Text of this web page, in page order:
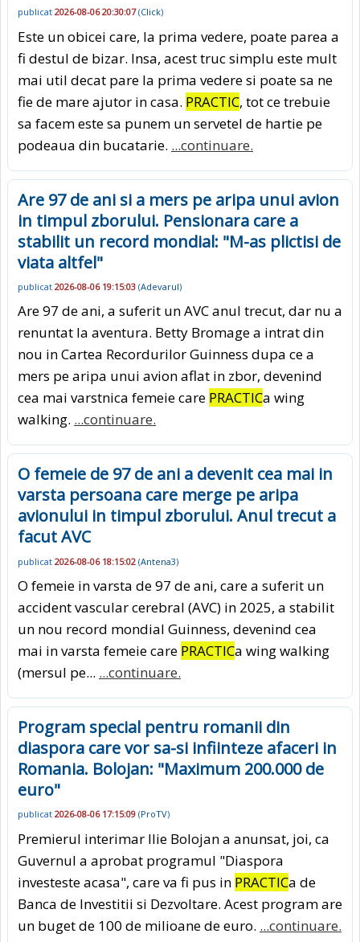
publicat 2026-08-06 20:30:07(Click)
Este un obicei care, la prima vedere, poate parea a
fi destul de bizar. Insa, acest truc simplu este mult
mai util decat pare la prima vedere si poate sa ne
fie de mare ajutor in casa. PRACTIC, tot ce trebuie
sa facem este sa punem un servetel de hartie pe
podeaua din bucatarie. ...continuare.
Are 97 de ani si a mers pe aripa unui avion
in timpul zborului. Pensionara care a
stabilit un record mondial: "M-as plictisi de
viata altfel"
publicat 2026-08-06 19:15:03 (Adevarul)
Are 97 de ani, a suferit un AVC anul trecut, dar nu a
renuntat la aventura. Betty Bromage a intrat din
nou in Cartea Recordurilor Guinness dupa ce a
mers pe aripa unui avion aflat in zbor, devenind
cea mai varstnica femeie care PRACTICa wing
walking. ...continuare.
O femeie de 97 de ani a devenit cea mai in
varsta persoana care merge pe aripa
avionului in timpul zborului. Anul trecut a
facut AVC
publicat 2026-08-06 18:15:02 (Antena3)
O femeie in varsta de 97 de ani, care a suferit un
accident vascular cerebral (AVC) in 2025, a stabilit
un nou record mondial Guinness, devenind cea
mai in varsta femeie care PRACTICa wing walking
(mersul pe... ...continuare.
Program special pentru romanii din
diaspora care vor sa-si infiinteze afaceri in
Romania. Bolojan: "Maximum 200.000 de
euro"
publicat 2026-08-06 17:15:09 (ProTV)
Premierul interimar Ilie Bolojan a anunsat, joi, ca
Guvernul a aprobat programul "Diaspora
investeste acasa", care va fi pus in PRACTICa de
Banca de Investitii si Dezvoltare. Acest program are
un buget de 100 de milioane de euro. ...continuare.